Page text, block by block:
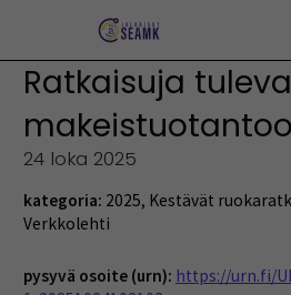
Ratkaisuja
24 loka 2025
kategoria: 2025, Kestävät
Verkkolehti
pysyvä osoite (urn): https://urn.fi/